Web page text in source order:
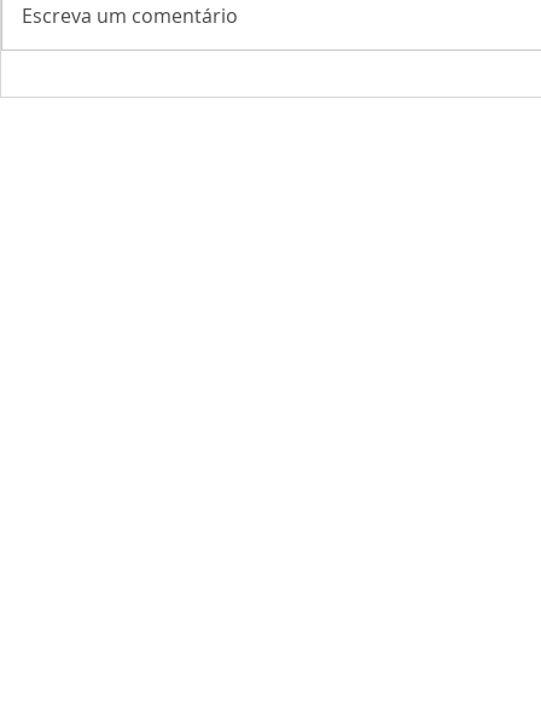
Escreva um comentário